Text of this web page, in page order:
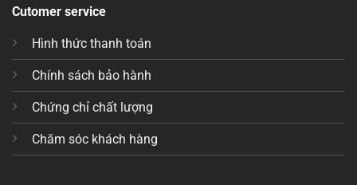
Cutomer service
Hình thức thanh toán
Chính sách bảo hành
Chứng chỉ chất lượng
Chăm sóc khách hàng